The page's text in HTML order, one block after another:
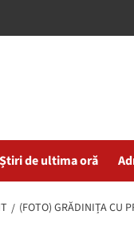
Știri de ultima oră
(FOTO) GRĂDINIȚA CU